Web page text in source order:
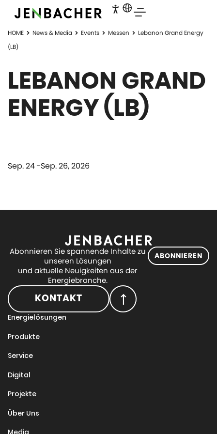
HOME News & Media Events Messen
Lebanon Grand Energy
(LB)
LEBANON GRAND
ENERGY (LB)
Sep. 24 Sep. 26, 2026
Abonnieren Sie spannende Inhalte zu
unseren Lösungen
und aktuelle Neuigkeiten aus der
Energiebranche.
ABONNIEREN
KONTAKT
Energielösungen
Produkte
Service
Digital
Projekte
Über Uns
Media